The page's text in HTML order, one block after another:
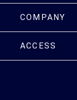
COMPANY
ACCESS